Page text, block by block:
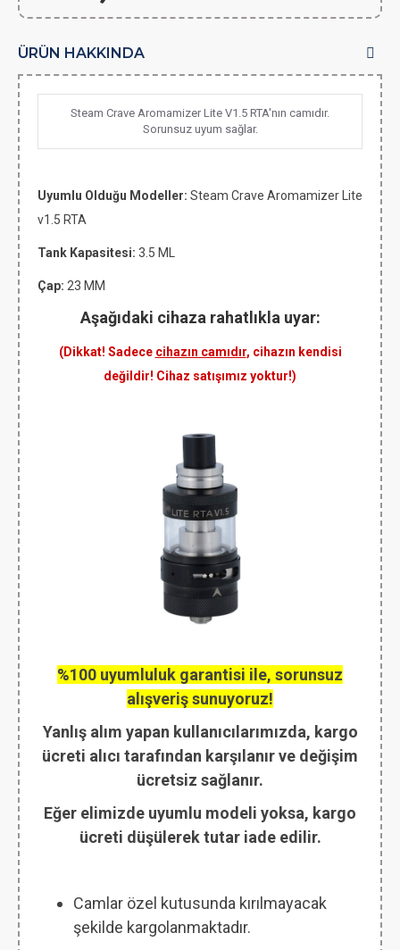
ÜRÜN HAKKINDA
Steam Crave Aromamizer Lite V1.5 RTA'nın camıdır.
Sorunsuz uyum sağlar.
Uyumlu Olduğu Modeller: Steam Crave Aromamizer Lite
v1.5 RTA
Tank Kapasitesi: 3.5 ML
Çap: 23 MM
Aşağıdaki cihaza rahatlıkla uyar:
(Dikkat! Sadece cihazın camıdır, cihazın kendisi
değildir! Cihaz satışımız yoktur!)
%100 uyumluluk garantisi ile, sorunsuz
alışveriş sunuyoruz!
Yanlış alım yapan kullanıcılarımızda, kargo
ücreti alıcı tarafından karşılanır ve değişim
ücretsiz sağlanır.
Eğer elimizde uyumlu modeli yoksa, kargo
ücreti düşülerek tutar iade edilir.
Camlar özel kutusunda kırılmayacak
şekilde kargolanmaktadır.